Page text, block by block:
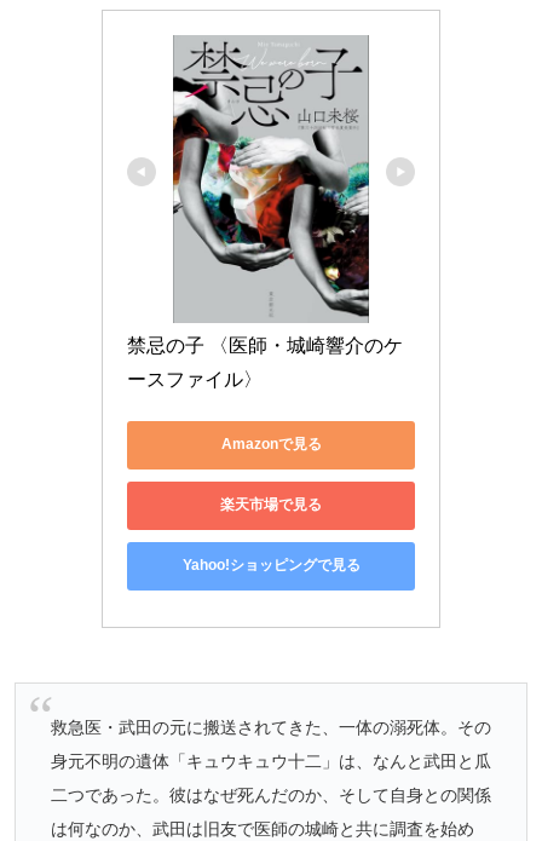
禁忌の子 〈医師・城崎響介のケ
ースファイル〉
Amazonで見る
楽天市場で見る
Yahoo!ショッピングで見る
救急医・武田の元に搬送されてきた、一体の溺死体。その
身元不明の遺体「キュウキュウ十二」は、なんと武田と瓜
二つであった。彼はなぜ死んだのか、そして自身との関係
は何なのか、武田は旧友で医師の城崎と共に調査を始め